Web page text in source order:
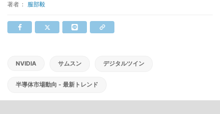
著者： 服部毅
NVIDIA サムスン デジタルツイン
半導体市場動向 - 最新トレンド